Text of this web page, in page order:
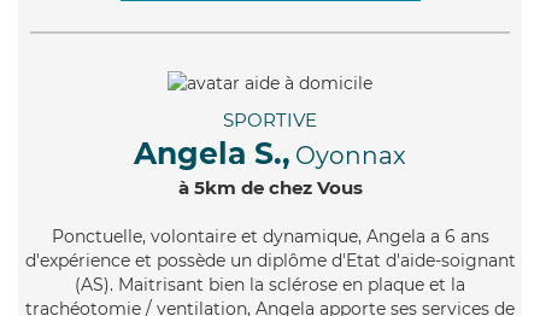
SPORTIVE
Angela S., Oyonnax
à 5km de chez Vous
Ponctuelle, volontaire et dynamique, Angela a 6 ans
d'expérience et possède un diplôme d'Etat d'aide-soignant
(AS). Maitrisant bien la sclérose en plaque et la
trachéotomie / ventilation, Angela apporte ses services de